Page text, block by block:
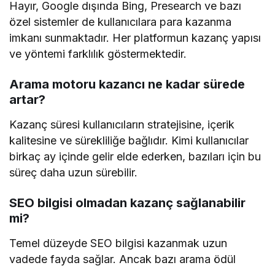
Hayır, Google dışında Bing, Presearch ve bazı
özel sistemler de kullanıcılara para kazanma
imkanı sunmaktadır. Her platformun kazanç yapısı
ve yöntemi farklılık göstermektedir.
Arama motoru kazancı ne kadar sürede
artar?
Kazanç süresi kullanıcıların stratejisine, içerik
kalitesine ve sürekliliğe bağlıdır. Kimi kullanıcılar
birkaç ay içinde gelir elde ederken, bazıları için bu
süreç daha uzun sürebilir.
SEO bilgisi olmadan kazanç sağlanabilir
mi?
Temel düzeyde SEO bilgisi kazanmak uzun
vadede fayda sağlar. Ancak bazı arama ödül